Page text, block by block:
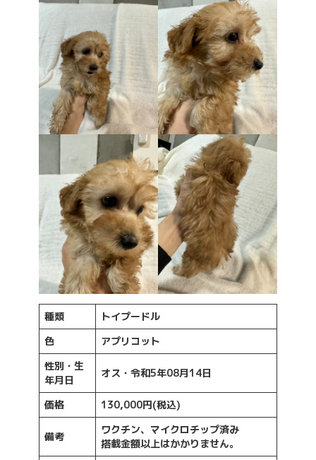
種類
トイプードル
色
アプリコット
性別・生
年月日
オス・令和5年08月14日
価格 130,000円(税込)
備考
ワクチン、マイクロチップ済み
搭載金額以上はかかりません。